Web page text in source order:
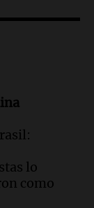
y su
para
lo
como